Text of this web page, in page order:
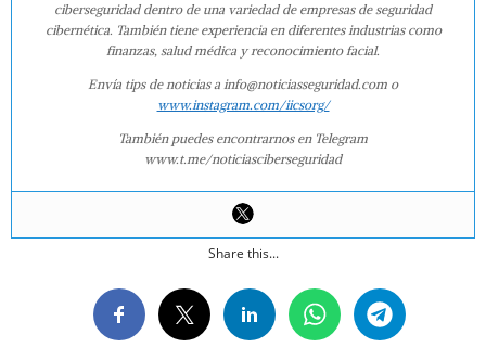
ciberseguridad dentro de una variedad de empresas de seguridad
cibernética. También tiene experiencia en diferentes industrias como
finanzas, salud médica y reconocimiento facial.
Envía tips de noticias a info@noticiasseguridad.com o
www.instagram.com/iicsorg/
También puedes encontrarnos en Telegram
www.t.me/noticiasciberseguridad
Share this...